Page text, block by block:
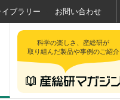
ブラリー お問い合わせ
科学の楽しさ、産総研が
取り組んだ製品や事例のご紹介